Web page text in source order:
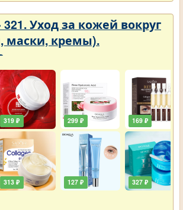
321. Уход за кожей вокруг
маски, кремы).
319 ₽
313 ₽
299 ₽
127 ₽
169 ₽
327 ₽